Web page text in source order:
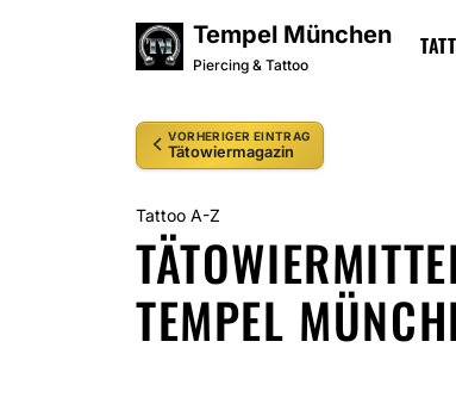
Tempel München
Piercing & Tattoo
VORHERIGER EINTRAG
Tätowiermagazin
Tattoo A-Z
TEMPEL